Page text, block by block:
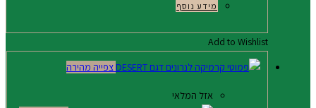
מידע נוסף
Add to Wishlist
צפייה מהירה
אזל המלאי